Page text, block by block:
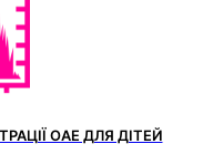
ОАЕ ДЛЯ ДІТЕЙ